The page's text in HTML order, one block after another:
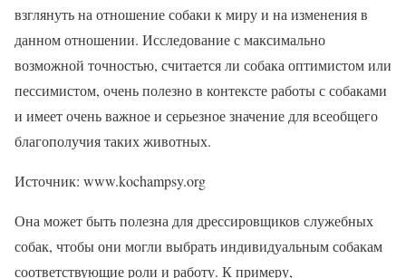
взглянуть на отношение собаки к миру и на изменения в
данном отношении. Исследование с максимально
возможной точностью, считается ли собака оптимистом или
пессимистом, очень полезно в контексте работы с собаками
и имеет очень важное и серьезное значение для всеобщего
благополучия таких животных.
Источник: www.kochampsy.org
Она может быть полезна для дрессировщиков служебных
собак, чтобы они могли выбрать индивидуальным собакам
соответствующие роли и работу. К примеру,